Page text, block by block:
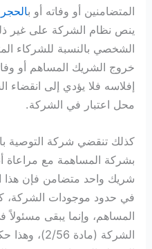
المتضامنين أو وفاته أو ب
ينص نظام الشركة على غير
خروج الشريك المساهم أو
إفلاسه فلا يؤدي إلى
محل اعتبار في الشركة.
كذلك تنقضي شركة التوصية
بشركة المساهمة مع مراعاة
شريك واحد متضامن فإن هذا
في حدود موجودات الشركة،
المساهم، وإنما يبقى
الشركة (مادة